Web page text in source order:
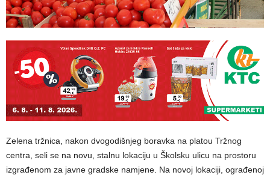
Zelena tržnica, nakon dvogodišnjeg boravka na platou Tržnog
centra, seli se na novu, stalnu lokaciju u Školsku ulicu na prostoru
izgrađenom za javne gradske namjene. Na novoj lokaciji, ograđenoj